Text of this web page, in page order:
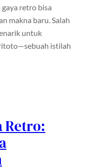
retro bisa
makna baru. Salah
untuk
istilah
Retro: